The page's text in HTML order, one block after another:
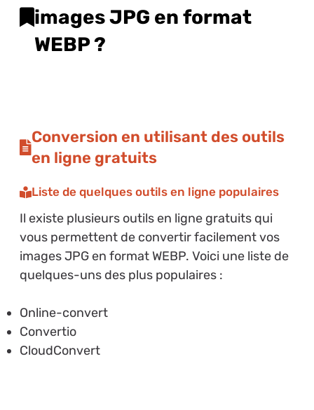
images JPG en format
WEBP ?
Conversion en utilisant des outils
en ligne gratuits
Liste de quelques outils en ligne populaires
Il existe plusieurs outils en ligne gratuits qui
vous permettent de convertir facilement vos
images JPG en format WEBP. Voici une liste de
quelques-uns des plus populaires :
Online-convert
Convertio
CloudConvert